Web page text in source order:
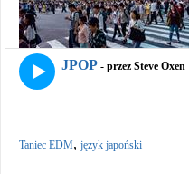
JPOP - przez Steve Oxen
Taniec EDM, język japoński